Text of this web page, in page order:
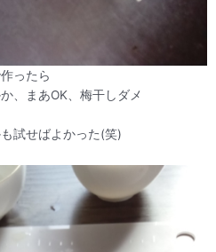
ったら
、まあOK、梅干しダメ
試せばよかった(笑)